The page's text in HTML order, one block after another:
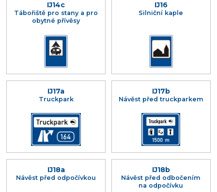
IJ14c
Tábořiště pro stany a pro
obytné přívěsy
IJ16
Silniční kaple
IJ17a
Truckpark
IJ17b
Návěst před truckparkem
IJ18a
Návěst před odpočívkou
IJ18b
Návěst před odbočením
na odpočívku